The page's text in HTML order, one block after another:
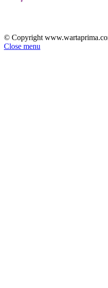
© Copyright
Close menu